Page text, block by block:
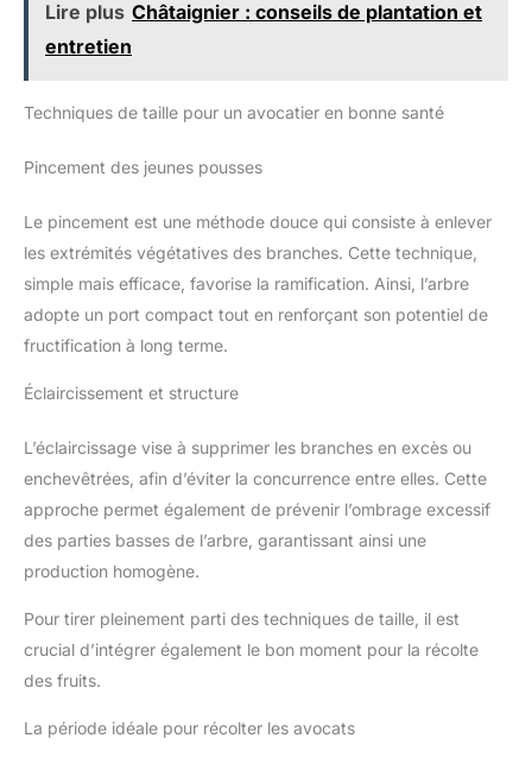
Lire plus Châtaignier : conseils de plantation et
entretien
Techniques de taille pour un avocatier en bonne santé
Pincement des jeunes pousses
Le pincement est une méthode douce qui consiste à enlever
les extrémités végétatives des branches. Cette technique,
simple mais efficace, favorise la ramification. Ainsi, l’arbre
adopte un port compact tout en renforçant son potentiel de
fructification à long terme.
Éclaircissement et structure
L’éclaircissage vise à supprimer les branches en excès ou
enchevêtrées, afin d’éviter la concurrence entre elles. Cette
approche permet également de prévenir l’ombrage excessif
des parties basses de l’arbre, garantissant ainsi une
production homogène.
Pour tirer pleinement parti des techniques de taille, il est
crucial d’intégrer également le bon moment pour la récolte
des fruits.
La période idéale pour récolter les avocats